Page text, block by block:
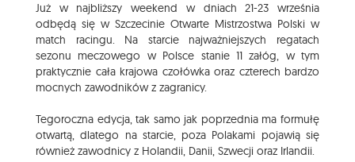
Już w najbliższy weekend w dniach 21-23 września
odbędą się w Szczecinie Otwarte Mistrzostwa Polski w
match racingu. Na starcie najważniejszych regatach
sezonu meczowego w Polsce stanie 11 załóg, w tym
praktycznie cała krajowa czołówka oraz czterech bardzo
mocnych zawodników z zagranicy.
Tegoroczna edycja, tak samo jak poprzednia ma formułę
otwartą, dlatego na starcie, poza Polakami pojawią się
również zawodnicy z Holandii, Danii, Szwecji oraz Irlandii.